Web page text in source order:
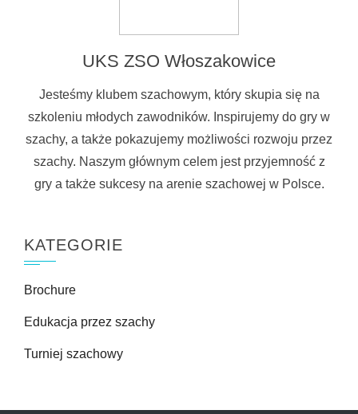
UKS ZSO Włoszakowice
Jesteśmy klubem szachowym, który skupia się na
szkoleniu młodych zawodników. Inspirujemy do gry w
szachy, a także pokazujemy możliwości rozwoju przez
szachy. Naszym głównym celem jest przyjemność z
gry a także sukcesy na arenie szachowej w Polsce.
KATEGORIE
Brochure
Edukacja przez szachy
Turniej szachowy